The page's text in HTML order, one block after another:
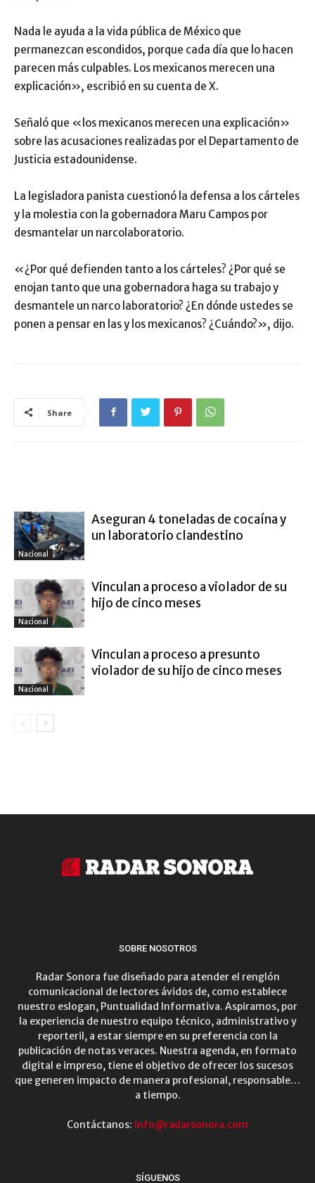
Nada le ayuda a la vida pública de México que
permanezcan escondidos, porque cada día que lo hacen
parecen más culpables. Los mexicanos merecen una
explicación», escribió en su cuenta de X.
Señaló que «los mexicanos merecen una explicación»
sobre las acusaciones realizadas por el Departamento de
Justicia estadounidense.
La legisladora panista cuestionó la defensa a los cárteles
y la molestia con la gobernadora Maru Campos por
desmantelar un narcolaboratorio.
«¿Por qué defienden tanto a los cárteles? ¿Por qué se
enojan tanto que una gobernadora haga su trabajo y
desmantele un narco laboratorio? ¿En dónde ustedes se
ponen a pensar en las y los mexicanos? ¿Cuándo?», dijo.
Share
Nacional
Aseguran 4 toneladas de cocaína y
un laboratorio clandestino
Nacional
Vinculan a proceso a violador de su
hijo de cinco meses
Nacional
Vinculan a proceso a presunto
violador de su hijo de cinco meses
SOBRE NOSOTROS
Radar Sonora fue diseñado para atender el renglón
comunicacional de lectores ávidos de, como establece
nuestro eslogan, Puntualidad Informativa. Aspiramos, por
la experiencia de nuestro equipo técnico, administrativo y
reporteril, a estar siempre en su preferencia con la
publicación de notas veraces. Nuestra agenda, en formato
digital e impreso, tiene el objetivo de ofrecer los sucesos
que generen impacto de manera profesional, responsable…
a tiempo.
Contáctanos: info@radarsonora.com
SÍGUENOS